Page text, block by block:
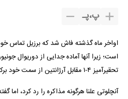
پ،پـ
اواخر ماه گذشته فاش شد که برزیل تماس خود
است؛ زیرا آنها آماده جدایی از دوریوال
تحقیرآمیز ۴-۱ مقابل آرژانتین از سمت خود برکنار شد.
آنچلوتی علنا هرگونه مذاکره را رد کرد، اما